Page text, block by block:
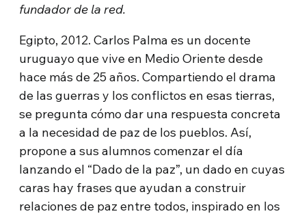
fundador de la red.
Egipto, 2012. Carlos Palma es un docente
uruguayo que vive en Medio Oriente desde
hace más de 25 años. Compartiendo el drama
de las guerras y los conflictos en esas tierras,
se pregunta cómo dar una respuesta concreta
a la necesidad de paz de los pueblos. Así,
propone a sus alumnos comenzar el día
lanzando el “Dado de la paz”, un dado en cuyas
caras hay frases que ayudan a construir
relaciones de paz entre todos, inspirado en los